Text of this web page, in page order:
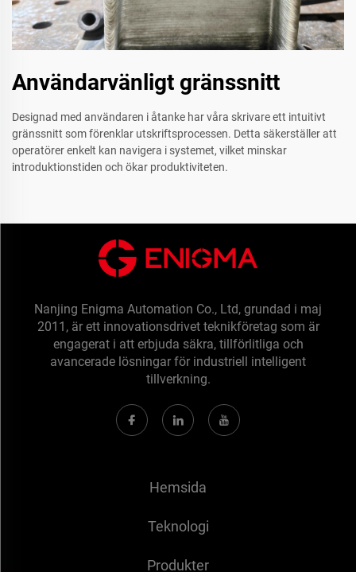
Användarvänligt gränssnitt
Designad med användaren i åtanke har våra skrivare ett intuitivt
gränssnitt som förenklar utskriftsprocessen. Detta säkerställer att
operatörer enkelt kan navigera i systemet, vilket minskar
introduktionstiden och ökar produktiviteten.
Nanjing Enigma Automation Co., Ltd, grundad i maj
2011, är ett innovationsdrivet teknikföretag som är
engagerat i att erbjuda säkra, tillförlitliga och
avancerade lösningar för industriell intelligent
tillverkning.
Hemsida
Teknologi
Produkter